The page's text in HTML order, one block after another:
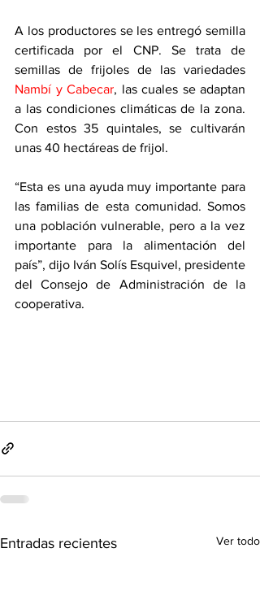
A los productores se les entregó semilla
certificada por el CNP. Se trata de
Nambí y Cabecar, las cuales se adaptan
a las condiciones climáticas de la zona.
Con estos 35 quintales, se cultivarán
unas 40 hectáreas de frijol.
“Esta es una ayuda muy importante para
las familias de esta comunidad. Somos
una población vulnerable, pero a la vez
importante para la alimentación del
país”, dijo Iván Solís Esquivel, presidente
del Consejo de Administración de la
cooperativa.
Entradas recientes Ver todo